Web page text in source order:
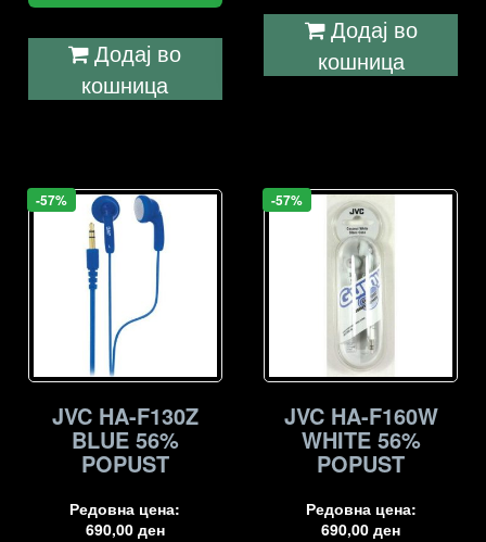
Додај во
кошница
Додај во
кошница
-57%
JVC HA-F130Z
BLUE 56%
POPUST
Редовна цена:
690,00 ден
-57%
JVC HA-F160W
WHITE 56%
POPUST
Редовна цена:
690,00ден